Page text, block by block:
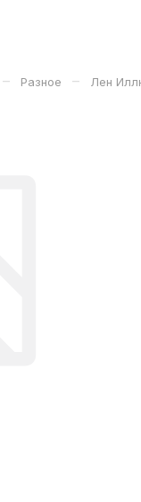
– Разное – Лен